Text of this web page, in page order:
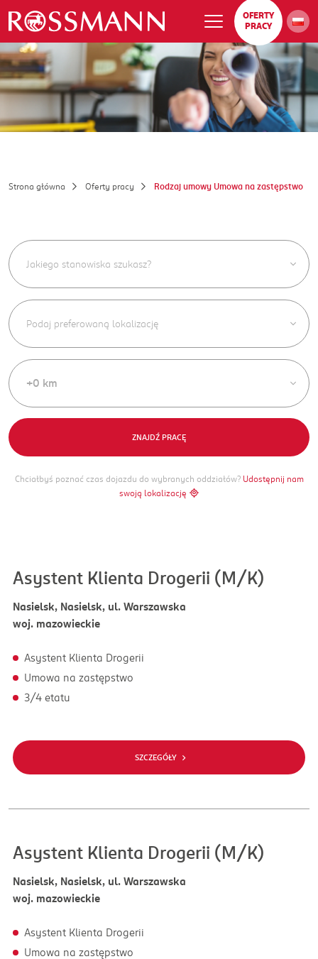
OFERTY
PRACY
Strona główna Oferty pracy Rodzaj umowy Umowa na zastępstwo
+0 km
ZNAJDŹ PRACĘ
Chciałbyś poznać czas dojazdu do wybranych oddziałów? Udostępnij nam
swoją lokalizację
Asystent Klienta Drogerii (M/K)
Nasielsk, Nasielsk, ul. Warszawska
woj. mazowieckie
Asystent Klienta Drogerii
Umowa na zastępstwo
3/4 etatu
SZCZEGÓŁY
Asystent Klienta Drogerii (M/K)
Nasielsk, Nasielsk, ul. Warszawska
woj. mazowieckie
Asystent Klienta Drogerii
Umowa na zastępstwo